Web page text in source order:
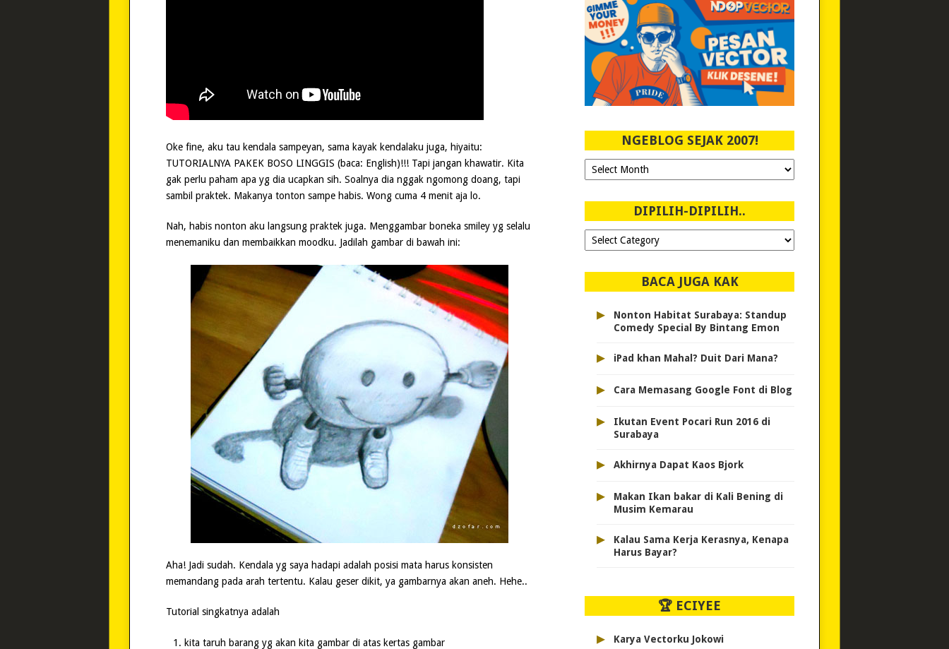
Oke fine, aku tau kendala sampeyan, sama kayak kendalaku juga, hiyaitu:
TUTORIALNYA PAKEK BOSO LINGGIS (baca: English)!!! Tapi jangan khawatir. Kita
gak perlu paham apa yg dia ucapkan sih. Soalnya dia nggak ngomong doang, tapi
sambil praktek. Makanya tonton sampe habis. Wong cuma 4 menit aja lo.
Nah, habis nonton aku langsung praktek juga. Menggambar boneka smiley yg selalu
menemaniku dan membaikkan moodku. Jadilah gambar di bawah ini:
Aha! Jadi sudah. Kendala yg saya hadapi adalah posisi mata harus konsisten
memandang pada arah tertentu. Kalau geser dikit, ya gambarnya akan aneh. Hehe..
Tutorial singkatnya adalah
kita taruh barang yg akan kita gambar di atas kertas gambar
NGEBLOG SEJAK 2007!
Ngeblog
Sejak
DIPILIH-DIPILIH..
Dipilih-
dipilih..
BACA JUGA KAK
▸
Nonton Habitat Surabaya: Standup
Comedy Special By Bintang Emon
▸ iPad khan Mahal? Duit Dari Mana?
▸ Cara Memasang Google Font di Blog
▸
Ikutan Event Pocari Run 2016 di
Surabaya
▸ Akhirnya Dapat Kaos Bjork
▸
Makan Ikan bakar di Kali Bening di
Musim Kemarau
▸
Kalau Sama Kerja Kerasnya, Kenapa
Harus Bayar?
🏆 ECIYEE
▸ Karya Vectorku Jokowi